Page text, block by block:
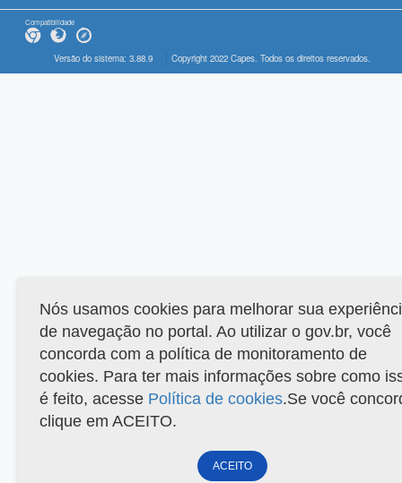
Compatibilidade
Versão do sistema: 3.88.9 Copyright 2022 Capes. Todos os direitos reservados.
Nós usamos cookies para melhorar sua
de navegação no portal. Ao utilizar o gov.br, você
concorda com a política de monitoramento de
cookies. Para ter mais informações sobre como
é feito, acesse Política de cookies.Se você
clique em ACEITO.
ACEITO